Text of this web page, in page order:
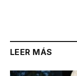
LEER MÁS